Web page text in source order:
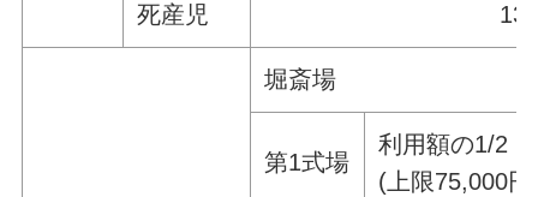
死産児
堀斎場
第1式場
利用額の1/2
(上限75,000円